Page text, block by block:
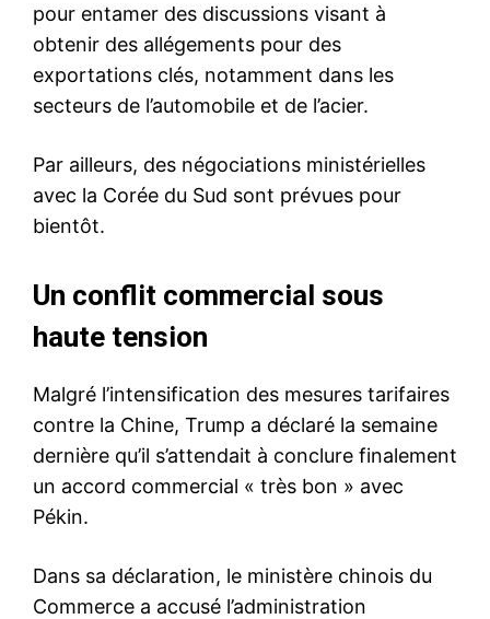
pour entamer des discussions visant à
obtenir des allégements pour des
exportations clés, notamment dans les
secteurs de l’automobile et de l’acier.
Par ailleurs, des négociations ministérielles
avec la Corée du Sud sont prévues pour
bientôt.
Un conflit commercial sous
haute tension
Malgré l’intensification des mesures tarifaires
contre la Chine, Trump a déclaré la semaine
dernière qu’il s’attendait à conclure finalement
un accord commercial « très bon » avec
Pékin.
Dans sa déclaration, le ministère chinois du
Commerce a accusé l’administration